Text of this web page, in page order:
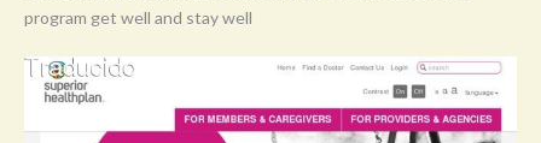
program get well and stay well